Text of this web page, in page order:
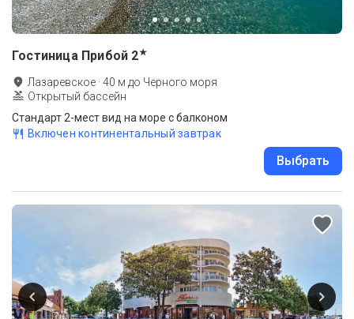
Гостиница Прибой 2★
Лазаревское ·40 м до Черного моря
Открытый бассейн
Стандарт 2-мест вид на море с балконом
Включен континентальный завтрак
Выбрать